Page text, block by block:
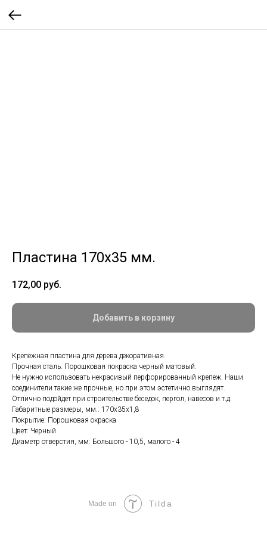
Пластина 170х35 мм.
172,00 руб.
Добавить в корзину
Крепежная пластина для дерева декоративная.
Прочная сталь. Порошковая покраска черный матовый.
Не нужно использовать некрасивый перфорированный крепеж. Наши
соединители такие же прочные, но при этом эстетично выглядят.
Отлично подойдет при строительстве беседок, пергол, навесов и т.д.
Габаритные размеры, мм.: 170х35x1,8
Покрытие: Порошковая окраска
Цвет: Черный
Диаметр отверстия, мм: Большого - 10,5, малого - 4
Made on Tilda